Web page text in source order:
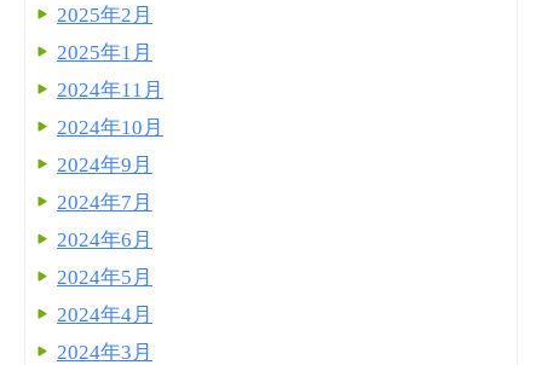
2025年2月
2025年1月
2024年11月
2024年10月
2024年9月
2024年7月
2024年6月
2024年5月
2024年4月
2024年3月